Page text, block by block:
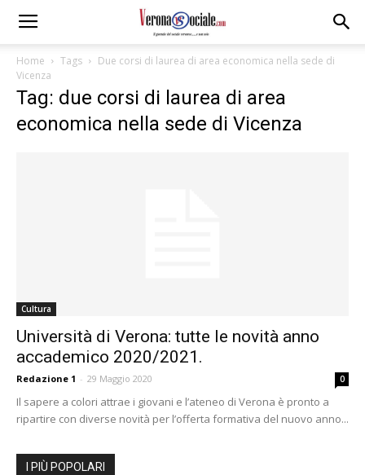
Home Tags
Due corsi di laurea di area economica nella sede di
Vicenza
Tag: due corsi di laurea di area
economica nella sede di Vicenza
Cultura
Università di Verona: tutte le novità anno
accademico 2020/2021.
Redazione 1 - 29 Maggio 2020 0
Il sapere a colori attrae i giovani e l’ateneo di Verona è pronto a
ripartire con diverse novità per l’offerta formativa del nuovo anno...
I PIÙ POPOLARI